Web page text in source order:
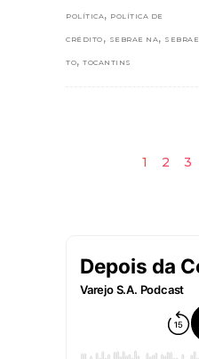
POLÍTICA , POLÍTICA DE
CRÉDITO , SEBRAE NA , SEBRAE
TO, TOCANTINS
1 2 3